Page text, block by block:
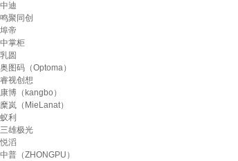
中迪
鸣聚同创
埠帝
中掌柜
乳圆
奥图码（Optoma）
睿视创想
康博（kangbo）
糜岚（MieLanat）
蚁利
三雄极光
悦滔
中普（ZHONGPU）